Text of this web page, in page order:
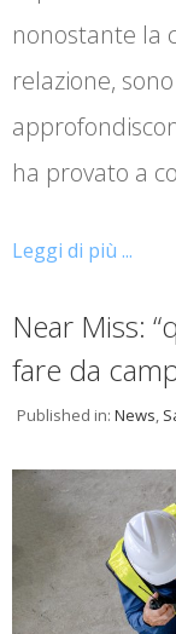
nonostante la
relazione,
ha provato a
Leggi di più ...
Near Miss:
fare da
Published in: News,